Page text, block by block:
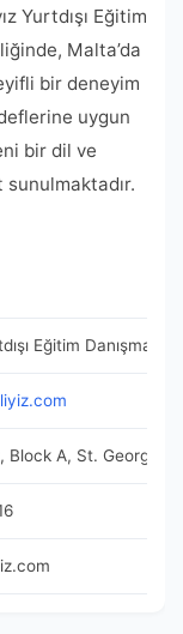
Yurtdışı Eğitim
Malta’da
bir deneyim
uygun
bir dil ve
Eğitim Danışmanlığı
Block A, St. George’s